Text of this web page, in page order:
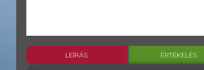
LEÍRÁS ÉRTÉKELÉS